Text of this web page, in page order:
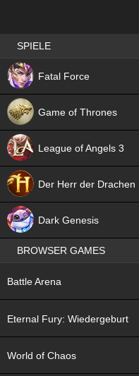
Best RPG games in Germany
SPIELE
Fatal Force
Game of Thrones
League of Angels 3
Der Herr der Drachen
Dark Genesis
BROWSER GAMES
Battle Arena
Eternal Fury: Wiedergeburt
World of Chaos